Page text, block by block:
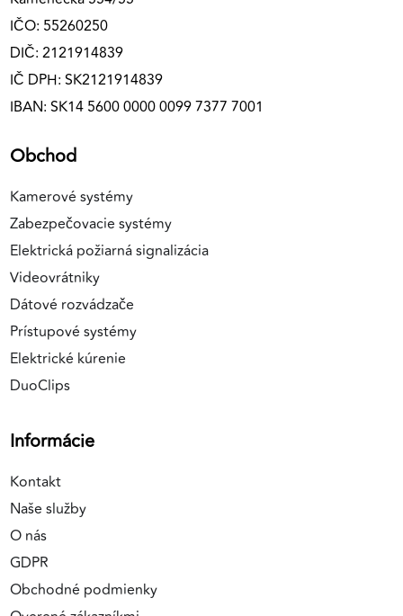
IČO: 55260250
DIČ: 2121914839
IČ DPH: SK2121914839
IBAN: SK14 5600 0000 0099 7377 7001
Obchod
Kamerové systémy
Zabezpečovacie systémy
Elektrická požiarná signalizácia
Videovrátniky
Dátové rozvádzače
Prístupové systémy
Elektrické kúrenie
DuoClips
Informácie
Kontakt
Naše služby
O nás
GDPR
Obchodné podmienky